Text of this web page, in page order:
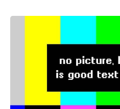
мотивации», статьи по